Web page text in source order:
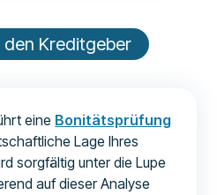
Kreditgeber
eine Bonitätsprüfung
Lage Ihres
sorgfältig unter die Lupe
auf dieser Analyse